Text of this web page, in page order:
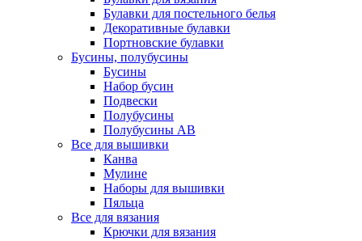
Булавки для постельного белья
Декоративные булавки
Портновские булавки
Бусины, полубусины
Бусины
Набор бусин
Подвески
Полубусины
Полубусины AB
Все для вышивки
Канва
Мулине
Наборы для вышивки
Пяльца
Все для вязания
Крючки для вязания